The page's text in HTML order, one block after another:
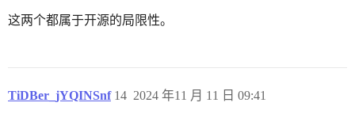
这两个都属于开源的局限性。
TiDBer_jYQINSnf 2024 年11 月 11 日 09:41
14